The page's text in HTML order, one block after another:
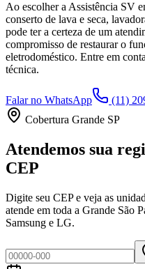
Ao escolher a Assistência SV
conserto de lava e seca,
pode ter a certeza de um
compromisso de restaurar o
eletrodoméstico. Entre em
técnica.
Falar no WhatsApp
(11)
Cobertura Grande SP
Atendemos sua
CEP
Digite seu CEP e veja as
atende em toda a Grande São
Samsung e LG.